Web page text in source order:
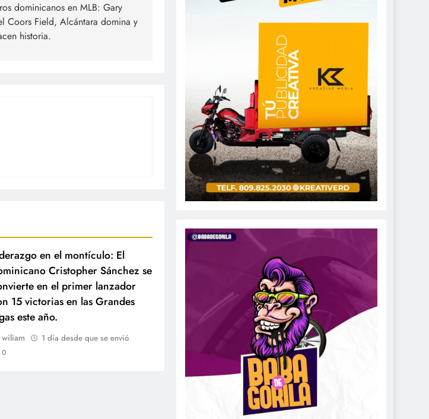
dominicanos en MLB: Gary
Coors Field, Alcántara domina y
historia.
en el montículo: El
Cristopher Sánchez se
en el primer lanzador
15 victorias en las Grandes
este año.
wiliam 1 día desde que se envió
0